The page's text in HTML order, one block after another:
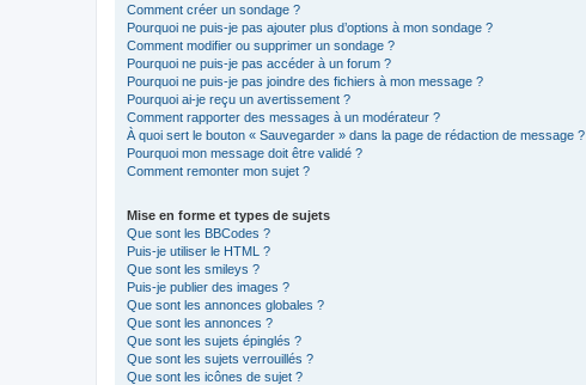
Comment créer un sondage ?
Pourquoi ne puis-je pas ajouter plus d’options à mon sondage ?
Comment modifier ou supprimer un sondage ?
Pourquoi ne puis-je pas accéder à un forum ?
Pourquoi ne puis-je pas joindre des fichiers à mon message ?
Pourquoi ai-je reçu un avertissement ?
Comment rapporter des messages à un modérateur ?
À quoi sert le bouton « Sauvegarder » dans la page de rédaction de message ?
Pourquoi mon message doit être validé ?
Comment remonter mon sujet ?
Mise en forme et types de sujets
Que sont les BBCodes ?
Puis-je utiliser le HTML ?
Que sont les smileys ?
Puis-je publier des images ?
Que sont les annonces globales ?
Que sont les annonces ?
Que sont les sujets épinglés ?
Que sont les sujets verrouillés ?
Que sont les icônes de sujet ?